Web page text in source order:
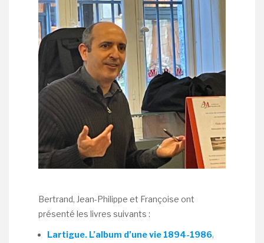
Bertrand, Jean-Philippe et Françoise ont
présenté les livres suivants :
Lartigue. L’album d’une vie 1894-1986,